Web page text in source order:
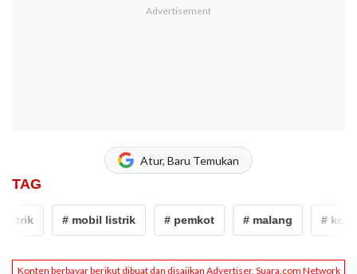
Atur, Baru Temukan
TAG
# mobil listrik # pemkot # malang #